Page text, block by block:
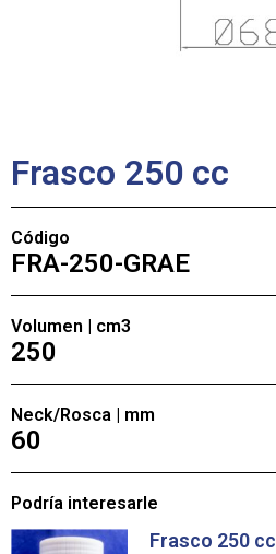
Frasco 250 cc
Código
FRA-250-GRAE
Volumen | cm3
250
Neck/Rosca | mm
60
Podría interesarle
Frasco 250 cc